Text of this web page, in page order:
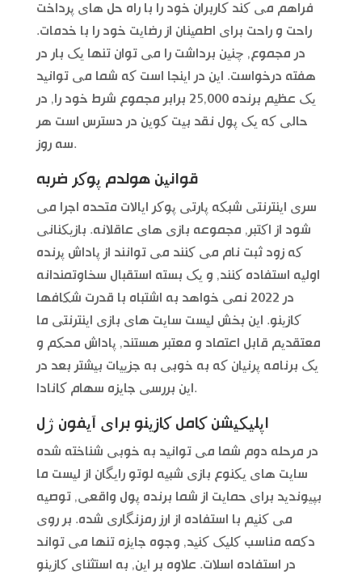
فراهم می کند کاربران خود را با راه حل های پرداخت
راحت و راحت برای اطمینان از رضایت خود را با خدمات.
در مجموع, چنین برداشت را می توان تنها یک بار در
هفته درخواست. این در اینجا است که شما می توانید
یک عظیم برنده 25,000 برابر مجموع شرط خود را, در
حالی که یک پول نقد بیت کوین در دسترس است هر
سه روز.
قوانین هولدم پوکر ضربه
سری اینترنتی شبکه پارتی پوکر ایالات متحده اجرا می
شود از اکتبر, مجموعه بازی های عاقلانه. بازیکنانی
که زود ثبت نام می کنند می توانند از پاداش پرنده
اولیه استفاده کنند, و یک بسته استقبال سخاوتمندانه
در 2022 نمی خواهد به اشتباه با قدرت شکافها
کازینو. این بخش لیست سایت های بازی اینترنتی ما
معتقدیم قابل اعتماد و معتبر هستند, پاداش محکم و
یک برنامه پرنیان که به خوبی به جزییات بیشتر بعد در
این بررسی جایزه سهام کانادا.
اپلیکیشن کامل کازینو برای آیفون ژل
در مرحله دوم شما می توانید به خوبی شناخته شده
سایت های یکنوع بازی شبیه لوتو رایگان از لیست ما
بپیوندید برای حمایت از شما برنده پول واقعی, توصیه
می کنیم با استفاده از ارز رمزنگاری شده. بر روی
دکمه مناسب کلیک کنید, وجوه جایزه تنها می تواند
در استفاده اسلات. علاوه بر این, به استثنای کازینو